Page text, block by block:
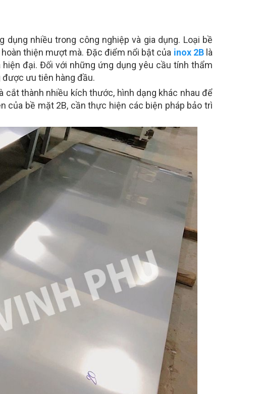
nhiều trong công nghiệp và gia dụng. Loại bề
thiện mượt mà. Đặc điểm nổi bật của inox 2Blà
đại. Đối với những ứng dụng yêu cầu tính thẩm
ưu tiên hàng đầu.
cắt thành nhiều kích thước, hình dạng khác nhau để
của bề mặt 2B, cần thực hiện các biện pháp bảo trì